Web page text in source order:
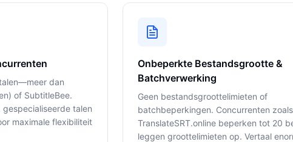
dan
of SubtitleBee.
talen
maximale flexibiliteit
Onbeperkte Bestandsgrootte &
Batchverwerking
Geen bestandsgroottelimieten of
batchbeperkingen. Concurrenten zoals
TranslateSRT.online beperken tot 20
leggen groottelimieten op. Vertaal